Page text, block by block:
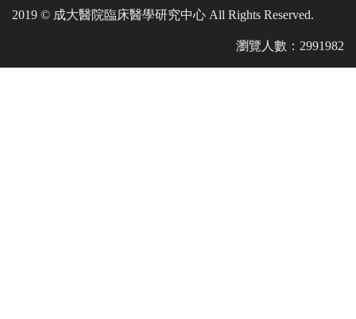
2019 © 成大醫院臨床醫學研究中心 All Rights Reserved.
瀏覽人數：2991982